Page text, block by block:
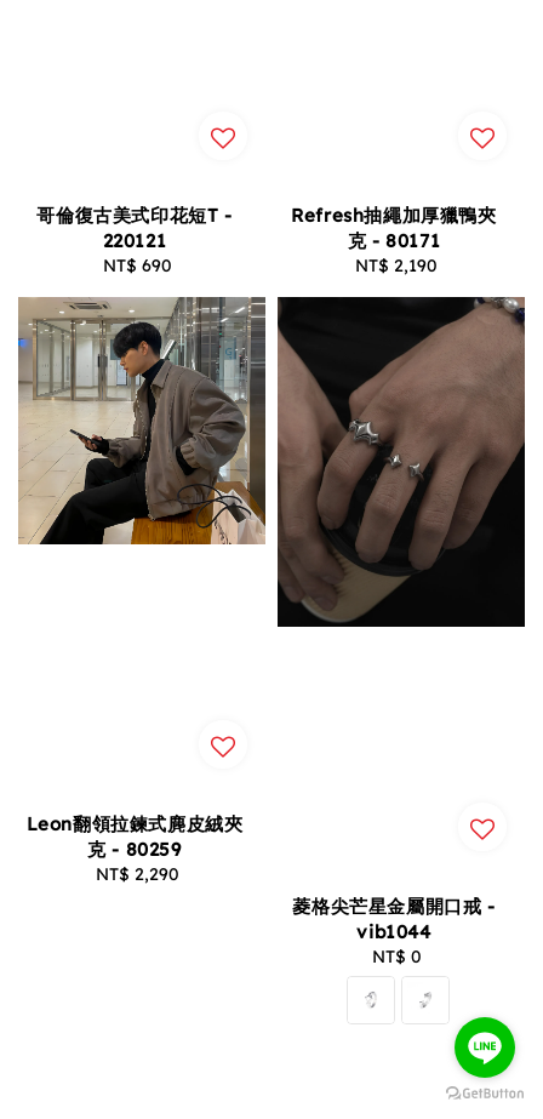
哥倫復古美式印花短T -
220121
Regular
NT$ 690
Refresh抽繩加厚獵鴨夾
克 - 80171
Regular
NT$ 2,190
Leon翻領拉鍊式麂皮絨夾
克 - 80259
Regular
NT$ 2,290
菱格尖芒星金屬開口戒 -
vib1044
Regular
price
NT$ 0